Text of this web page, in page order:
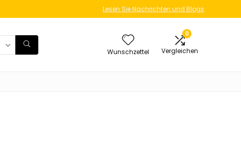
Lesen Sie Nachrichten und Blogs
Wunschzettel
0
Vergleichen